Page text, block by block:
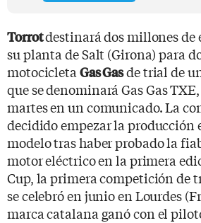
Torrotdestinará dos millones de
su planta de Salt (Girona) para
motocicleta Gas Gasde trial de
que se denominará Gas Gas
martes en un comunicado. La
decidido empezar la producción
modelo tras haber probado la
motor eléctrico en la primera
Cup, la primera competición de
se celebró en junio en Lourdes
marca catalana ganó con el